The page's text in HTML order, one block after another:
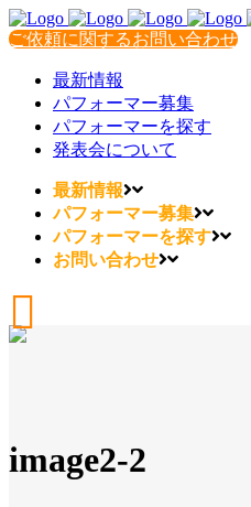
ご依頼に関するお問い合わせ
最新情報
パフォーマー募集
パフォーマーを探す
発表会について
最新情報
パフォーマー募集
パフォーマーを探す
お問い合わせ
image2-2